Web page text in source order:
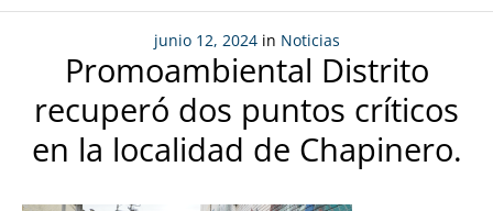
junio 12, 2024in Noticias
Promoambiental Distrito
recuperó dos puntos críticos
en la localidad de Chapinero.